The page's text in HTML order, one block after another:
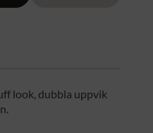
look, dubbla uppvik